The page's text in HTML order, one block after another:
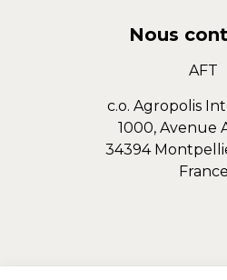
Nous
AFT
c.o. Agropolis
1000, Avenue
34394
France